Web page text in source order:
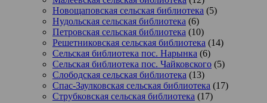
Новощаповская сельская библиотека (5)
Нудольская сельская библиотека (6)
Петровская сельская библиотека (10)
Решетниковская сельская библиотека (14)
Сельская библиотека пос. Нарынка (6)
Сельская библиотека пос. Чайковского (5)
Слободская сельская библиотека (13)
Спас-Заулковская сельская библиотека (17)
Струбковская сельская библиотека (17)